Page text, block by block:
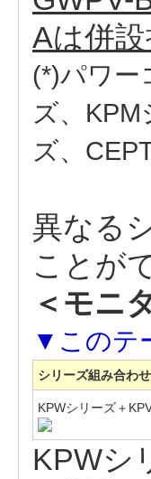
Aは併
(*)パワー
ズ、
ズ、
異なる
ことが
＜モニ
シリーズ組み合わせ
KPWシリーズ＋
KPWシ